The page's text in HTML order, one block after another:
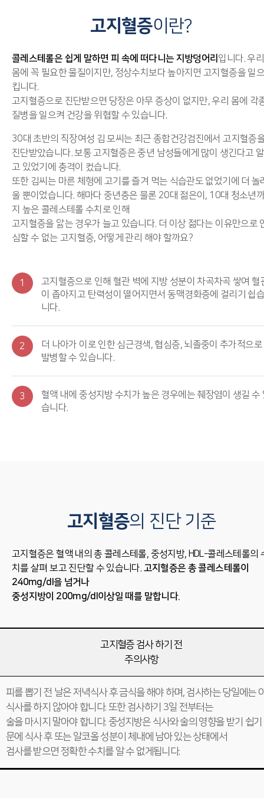
고지혈증이란?
콜레스테롤은 쉽게 말하면 피 속에 떠다니는 지방덩어리 입니다. 우리
몸에 꼭 필요한 물질이지만, 정상수치보다 높아지면 고지혈증을 일으
킵니다.
고지혈증으로 진단받으면 당장은 아무 증상이 없지만, 우리 몸에 각
질병을 일으켜 건강을 위협할 수 있습니다.
30대 초반의 직장여성 김 모씨는 최근 종합건강검진에서 고지혈증
진단받았습니다. 보통 고지혈증은 중년 남성들에게 많이 생긴다고 알
고 있었기에 충격이 컸습니다.
또한 김씨는 마른 체형에 고기를 즐겨 먹는 식습관도 없었기에 더 놀
울 뿐이었습니다. 해마다 중년층은 물론 20대 젊은이, 10대 청소년
지 높은 콜레스테롤 수치로 인해
고지혈증을 앓는 경우가 늘고 있습니다. 더 이상 젊다는 이유만으로
심할 수 없는 고지혈증, 어떻게 관리 해야 할까요?
1
고지혈증으로 인해 혈관 벽에 지방 성분이 차곡차곡 쌓여 혈
이 좁아지고 탄력성이 떨어지면서 동맥경화증에 걸리기 쉽
니다.
2
더 나아가 이로 인한 심근경색, 협심증, 뇌졸중이 추가적으로
발병할 수 있습니다.
3
혈액 내에 중성지방 수치가 높은 경우에는 췌장염이 생길 수
습니다.
고지혈증의 진단 기준
고지혈증은 혈액 내의 총 콜레스테롤, 중성지방, HDL-콜레스테롤의
치를 살펴 보고 진단할 수 있습니다. 고지혈증은 총 콜레스테롤이
240mg/dl을 넘거나
중성지방이 200mg/dl이상일 때를 말합니다.
고지혈증 검사 하기 전
주의사항
피를 뽑기 전 날은 저녁식사 후 금식을 해야 하며, 검사하는 당일에는
식사를 하지 않아야 합니다. 또한 검사하기 3일 전부터는
술을 마시지 말아야 합니다. 중성지방은 식사와 술의 영향을 받기 쉽기
문에 식사 후 또는 알코올 성분이 체내에 남아 있는 상태에서
검사를 받으면 정확한 수치를 알 수 없게됩니다.